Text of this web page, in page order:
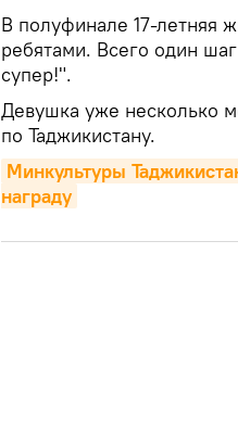
В полуфинале 17-летняя
ребятами. Всего один
супер!".
Девушка уже несколько
по Таджикистану.
Минкультуры
награду